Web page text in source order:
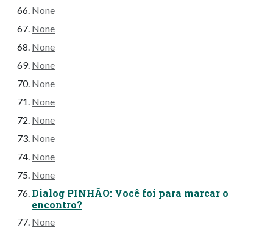
None
None
None
None
None
None
None
None
None
None
Dialog PINHÃO: Você foi para marcar o
encontro?
None